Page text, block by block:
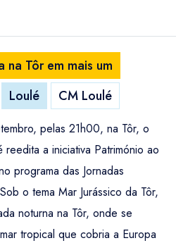
na Tôr em mais um
Loulé CM Loulé
pelas 21h00, na Tôr, o
a iniciativa Património ao
programa das Jornadas
o tema Mar Jurássico da Tôr,
noturna na Tôr, onde se
tropical que cobria a Europa